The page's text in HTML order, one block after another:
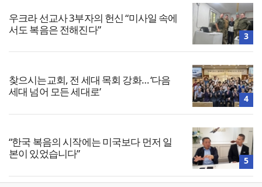
우크라 선교사 3부자의 헌신 “미사일 속에
서도 복음은 전해진다”
3
찾으시는교회, 전 세대 목회 강화… ‘다음
세대 넘어 모든 세대로’
4
“한국 복음의 시작에는 미국보다 먼저 일
본이 있었습니다”
5